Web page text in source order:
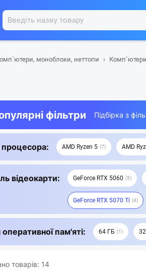
моноблоки, неттопи Комп`ютери
фільтри Підбірка з
процесора: AMD Ryzen 5 7 AMD
відеокарти: GeForce RTX 5060 5
GeForce RTX 5070 Ti 4
пам'яті: 64 ГБ 1
товарів: 14